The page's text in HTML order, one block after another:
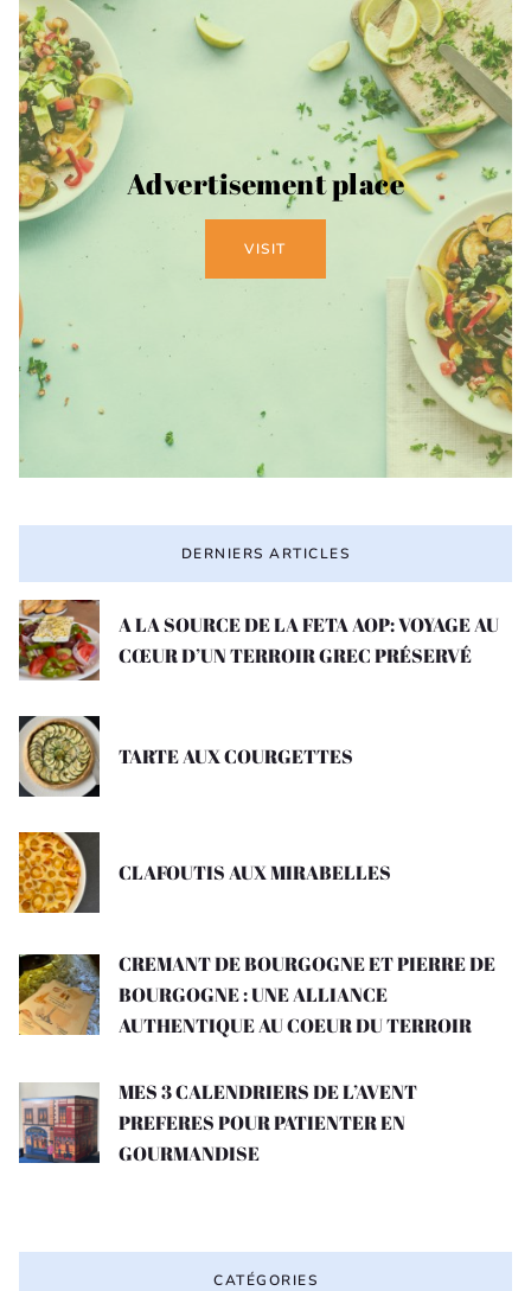
Advertisement place
VISIT
DERNIERS ARTICLES
A LA SOURCE DE LA FETA AOP: VOYAGE AU
CŒUR D’UN TERROIR GREC PRÉSERVÉ
TARTE AUX COURGETTES
CLAFOUTIS AUX MIRABELLES
CREMANT DE BOURGOGNE ET PIERRE DE
BOURGOGNE : UNE ALLIANCE
AUTHENTIQUE AU COEUR DU TERROIR
MES 3 CALENDRIERS DE L’AVENT
PREFERES POUR PATIENTER EN
GOURMANDISE
CATÉGORIES